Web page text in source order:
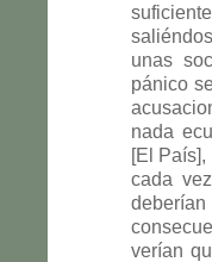
unas
pánico
nada
[El
cada
verían